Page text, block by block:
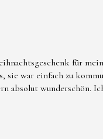
für
war einfach zu
wunderschön.